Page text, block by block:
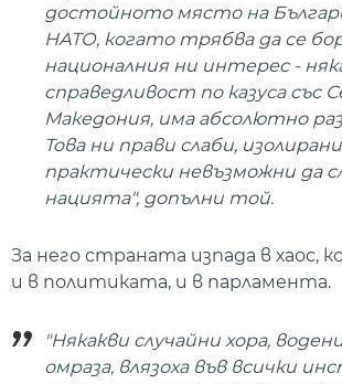
достойното място на
НАТО, когато трябва да се
националния ни интерес -
справедливост по казуса със
Македония, има абсолютно
Това ни прави слаби,
практически невъзможни да
нацията", допълни той.
За него страната изпада в хаос,
и в политиката, и в парламента.
"Някакви случайни хора,
омраза, влязоха във всички